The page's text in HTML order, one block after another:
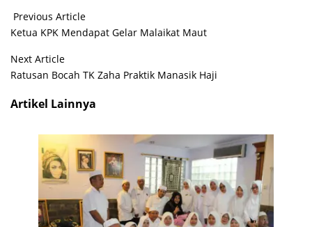
Previous Article
Ketua KPK Mendapat Gelar Malaikat Maut
Next Article
Ratusan Bocah TK Zaha Praktik Manasik Haji
Artikel Lainnya